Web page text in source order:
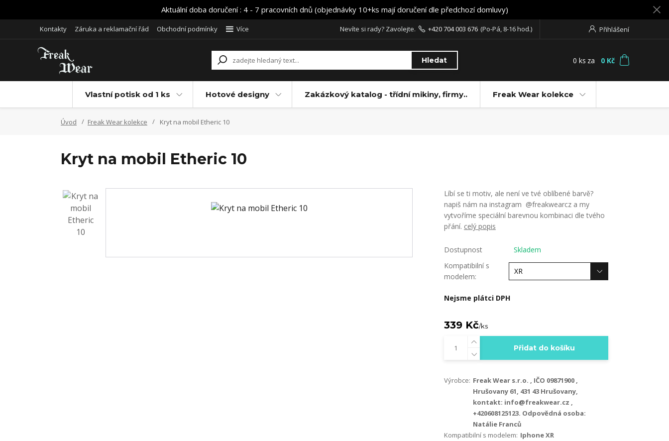
Aktuální doba doručení : 4 - 7 pracovních dnů (objednávky 10+ks mají doručení dle předchozí domluvy)
Kontakty Záruka a reklamační řád Obchodní podmínky Více Přihlášení
Hledat
Nevíte si rady? Zavolejte. +420 704 003 676 (Po-Pá, 8-16 hod.)
0 ks za 0 Kč
Vlastní potisk od 1 ks Hotové designy Zakázkový katalog - třídní mikiny, firmy.. Freak Wear kolekce
Úvod Freak Wear kolekce Kryt na mobil Etheric 10
Kryt na mobil Etheric 10
Líbí se ti motiv, ale není ve tvé oblíbené barvě?
napiš nám na instagram @freakwearcz a my
vytvoříme speciální barevnou kombinaci dle tvého
přání. celý popis
Dostupnost
Skladem
Kompatibilní s
modelem:
Nejsme plátci DPH
339 Kč/ks
Přidat do košíku
Výrobce: Freak Wear s.r.o. , IČO 09871900 ,
Hrušovany 61, 431 43 Hrušovany,
kontakt: info@freakwear.cz ,
+420608125123. Odpovědná osoba:
Natálie Franců
Kompatibilní s modelem: Iphone XR